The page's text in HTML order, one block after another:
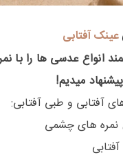
عینک آفتابی
انواع عدسی ها را با
میدیم!
آفتابی و طبی آفتابی:
نمره های چشمی